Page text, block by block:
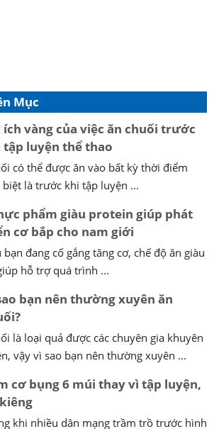
Mục
ích vàng của việc ăn chuối trước
tập luyện thể thao
có thể được ăn vào bất kỳ thời điểm
là trước khi tập luyện ...
phẩm giàu protein giúp phát
cơ bắp cho nam giới
bạn đang cố gắng tăng cơ, chế độ ăn giàu
hỗ trợ quá trình ...
bạn nên thường xuyên ăn
là loại quả được các chuyên gia khuyên
vậy vì sao bạn nên thường xuyên ...
cơ bụng 6 múi thay vì tập luyện,
khi nhiều dân mạng trầm trồ trước hình